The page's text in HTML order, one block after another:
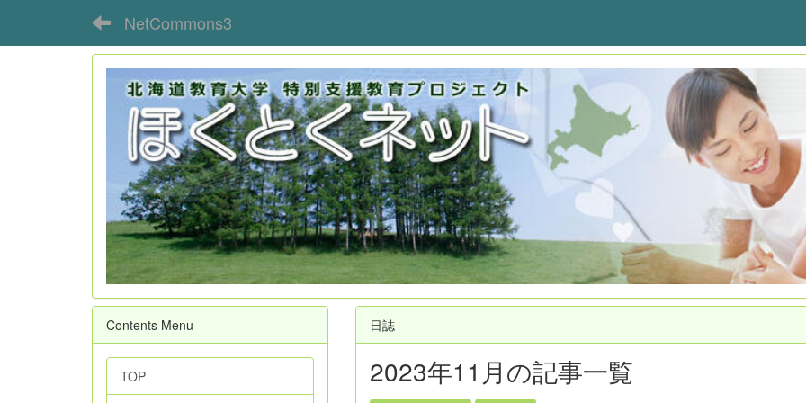
NetCommons3
日誌
2023年11月の記事一覧
Contents Menu
TOP